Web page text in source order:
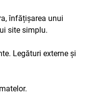
înfățișarea unui
site simplu.
Legături externe și